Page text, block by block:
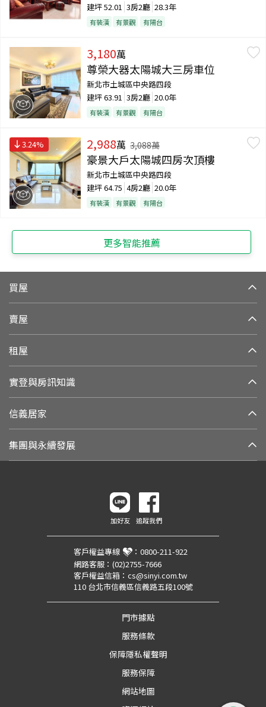
建坪52.01 3房2廳 28.3年
有裝潢 有景觀 有陽台
3,180萬
尊榮大器太陽城大三房車位
新北市土城區中央路四段
建坪63.91 3房2廳 20.0年
有裝潢 有景觀 有陽台
3.24% 2,988萬 3,088萬
豪景大戶太陽城四房次頂樓
新北市土城區中央路四段
建坪64.75 4房2廳 20.0年
有裝潢 有景觀 有陽台
更多智能推薦
買屋
賣屋
租屋
實登與房訊知識
信義居家
集團與永續發展
加好友 追蹤我們
客戶權益專線 ： 0800-211-922
網路客服： (02)2755-7666
客戶權益信箱： cs@sinyi.com.tw
110 台北市信義區信義路五段100號
門市據點
服務條款
保障隱私權聲明
服務保障
網站地圖